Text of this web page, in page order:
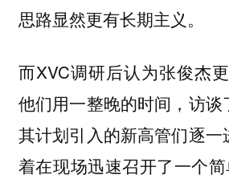
思路显然更有长期主义。
而XVC调研后认为张俊杰
他们用一整晚的时间，访
其计划引入的新高管们逐
着在现场迅速召开了一个简